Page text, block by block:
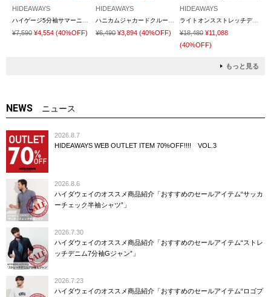
HIDEAWAYS
ハイゲージ5分袖サマーニット
¥7,590 ¥4,554 (40%OFF)
HIDEAWAYS
ハニカムジャカードクルーネック半袖プルオーバー
¥6,490 ¥3,894 (40%OFF)
HIDEAWAYS
ライトオンスストレッチデニム７分袖Gジャン
¥18,480 ¥11,088
(40%OFF)
もっと見る
NEWS ニュース
2026.8.7
HIDEAWAYS WEB OUTLET ITEM 70%OFF!!!! VOL.3
2026.8.6
ハイダウェイのオススメ商品紹介「おすすめのセールアイテム“サッカ
ーチェック半袖シャツ”」
2026.7.30
ハイダウェイのオススメ商品紹介「おすすめのセールアイテム“ストレ
ッチデニム7分袖Gジャン”」
2026.7.23
ハイダウェイのオススメ商品紹介「おすすめのセールアイテム“ロゴプ